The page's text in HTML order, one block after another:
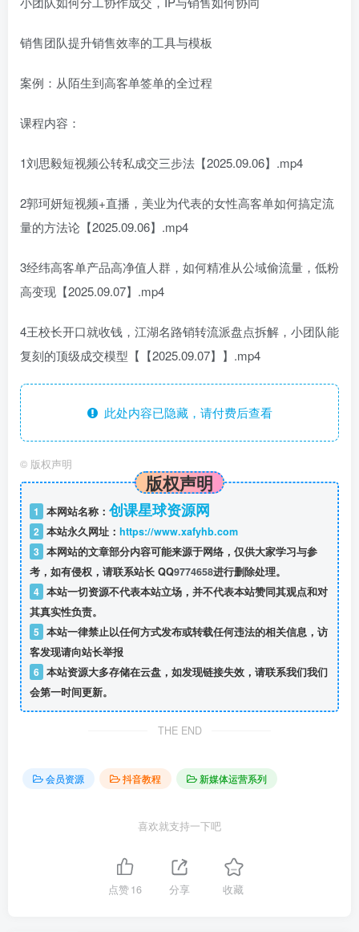
销售团队提升销售效率的工具与模板
案例：从陌生到高客单签单的全过程
课程内容：
1刘思毅短视频公转私成交三步法【2025.09.06】.mp4
2郭珂妍短视频+直播，美业为代表的女性高客单如何搞定流
量的方法论【2025.09.06】.mp4
3经纬高客单产品高净值人群，如何精准从公域偷流量，低粉
高变现【2025.09.07】.mp4
4王校长开口就收钱，江湖名路销转流派盘点拆解，小团队能
复刻的顶级成交模型【【2025.09.07】】.mp4
此处内容已隐藏，请付费后查看
© 版权声明
版权声明
1 本网站名称： 创课星球资源网
2 本站永久网址： https://www.xafyhb.com
3 本网站的文章部分内容可能来源于网络，仅供大家学习与参
考，如有侵权，请联系站长 QQ9774658进行删除处理。
4 本站一切资源不代表本站立场，并不代表本站赞同其观点和对
其真实性负责。
5 本站一律禁止以任何方式发布或转载任何违法的相关信息，访
客发现请向站长举报
6 本站资源大多存储在云盘，如发现链接失效，请联系我们我们
会第一时间更新。
THE END
会员资源 抖音教程 新媒体运营系列
喜欢就支持一下吧
点赞16 分享 收藏